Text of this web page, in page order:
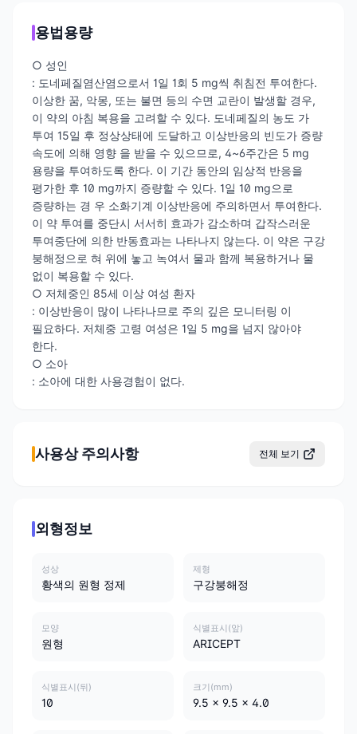
용법용량
○ 성인
: 도네페질염산염으로서 1일 1회 5 mg씩 취침전 투여한다.
이상한 꿈, 악몽, 또는 불면 등의 수면 교란이 발생할 경우,
이 약의 아침 복용을 고려할 수 있다. 도네페질의 농도 가
투여 15일 후 정상상태에 도달하고 이상반응의 빈도가 증량
속도에 의해 영향 을 받을 수 있으므로, 4~6주간은 5 mg
용량을 투여하도록 한다. 이 기간 동안의 임상적 반응을
평가한 후 10 mg까지 증량할 수 있다. 1일 10 mg으로
증량하는 경 우 소화기계 이상반응에 주의하면서 투여한다.
이 약 투여를 중단시 서서히 효과가 감소하며 갑작스러운
투여중단에 의한 반동효과는 나타나지 않는다. 이 약은 구강
붕해정으로 혀 위에 놓고 녹여서 물과 함께 복용하거나 물
없이 복용할 수 있다.
○ 저체중인 85세 이상 여성 환자
: 이상반응이 많이 나타나므로 주의 깊은 모니터링 이
필요하다. 저체중 고령 여성은 1일 5 mg을 넘지 않아야
한다.
○ 소아
: 소아에 대한 사용경험이 없다.
사용상 주의사항 전체 보기
외형정보
성상
황색의 원형 정제
제형
구강붕해정
모양
원형
식별표시(앞)
ARICEPT
식별표시(뒤)
10
크기(mm)
9.5 x 9.5 x 4.0